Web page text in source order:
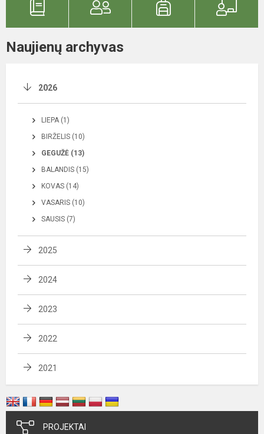
Naujienų archyvas
2026
LIEPA (1)
BIRŽELIS (10)
GEGUŽĖ (13)
BALANDIS (15)
KOVAS (14)
VASARIS (10)
SAUSIS (7)
2025
2024
2023
2022
2021
PROJEKTAI